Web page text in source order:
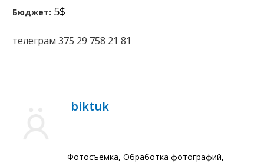
Бюджет: 5$
телеграм 375 29 758 21 81
biktuk
Фотосъемка, Обработка фотографий,